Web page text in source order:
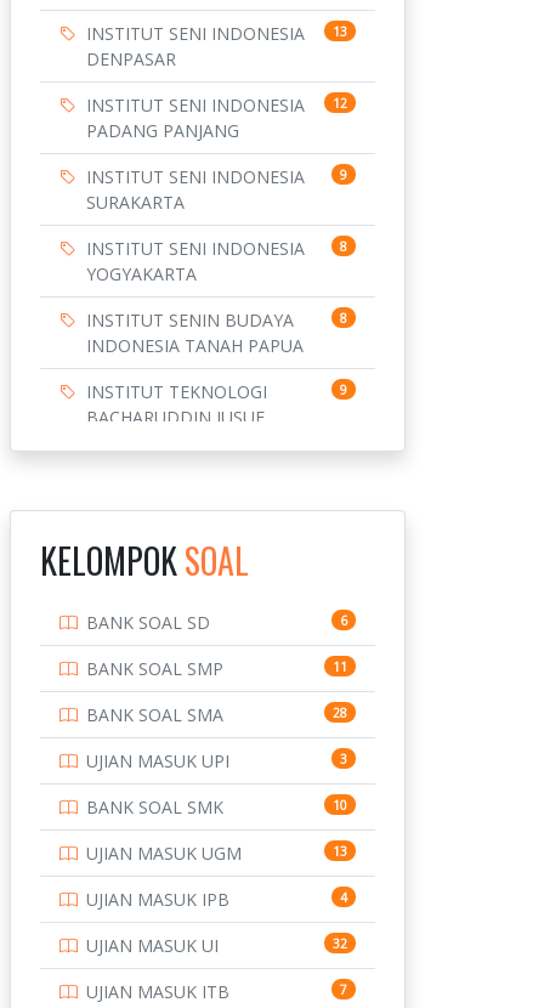
INSTITUT SENI INDONESIA
DENPASAR
13
INSTITUT SENI INDONESIA
PADANG PANJANG
12
INSTITUT SENI INDONESIA
SURAKARTA
9
INSTITUT SENI INDONESIA
YOGYAKARTA
8
INSTITUT SENIN BUDAYA
INDONESIA TANAH PAPUA
8
INSTITUT TEKNOLOGI
BACHARUDDIN JUSUF
9
BANDUNG
INSTITUT TEKNOLOGI
INSTITUT TEKNOLOGI
SEPULUH NOVEMBER
10
INSTITUT TEKNOLOGI
SUMATERA
9
IPDN / STPDN 148
PENDIDIKAN 943
PERBANKAN 3
POLRI 169
POLTEK SSN 7
4
KELOMPOKSOAL
BANK SOAL SD 6
BANK SOAL SMP 11
BANK SOAL SMA 28
UJIAN MASUK UPI 3
BANK SOAL SMK 10
UJIAN MASUK UGM 13
UJIAN MASUK IPB 4
UJIAN MASUK UI 32
UJIAN MASUK ITB 7